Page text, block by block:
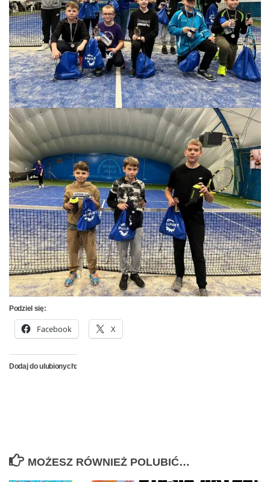
Podziel się:
Facebook X
Dodaj do ulubionych:
MOŻESZ RÓWNIEŻ POLUBIĆ…